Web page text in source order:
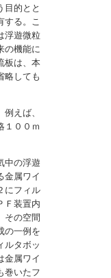
目的とと
する。こ
浮遊微粒
の機能に
板は、本
略しても
えば、
１００ｍ
中の浮遊
金属ワイ
にフィル
Ｆ装置内
その空間
の一例を
ルタボッ
金属ワイ
巻いたフ